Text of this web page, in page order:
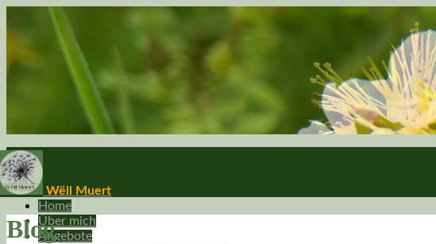
Wëll Muert
Home
Über mich
Angebote
Blog